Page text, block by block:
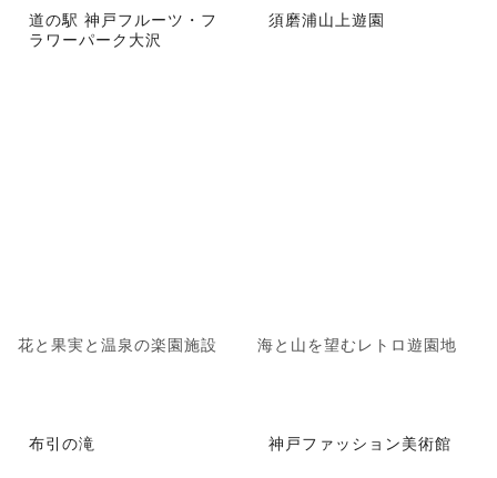
道の駅 神戸フルーツ・フ
ラワーパーク大沢
花と果実と温泉の楽園施設
須磨浦山上遊園
海と山を望むレトロ遊園地
布引の滝 神戸ファッション美術館